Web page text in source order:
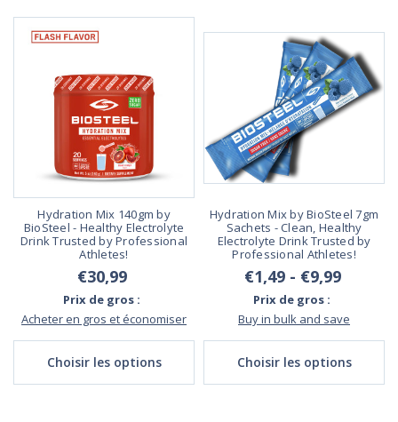
Hydration Mix 140gm by
BioSteel - Healthy Electrolyte
Drink Trusted by Professional
Athletes!
€30,99
Prix de gros :
Acheter en gros et économiser
Choisir les options
Hydration Mix by BioSteel 7gm
Sachets - Clean, Healthy
Electrolyte Drink Trusted by
Professional Athletes!
€1,49 - €9,99
Prix de gros :
Buy in bulk and save
Choisir les options